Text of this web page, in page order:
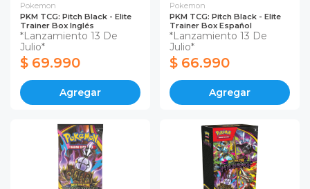
Pokemon
PKM TCG: Pitch Black - Elite
Trainer Box Inglés
*Lanzamiento 13 De
Julio*
$ 69.990
Agregar
Pokemon
PKM TCG: Pitch Black - Elite
Trainer Box Español
*Lanzamiento 13 De
Julio*
$ 66.990
Agregar